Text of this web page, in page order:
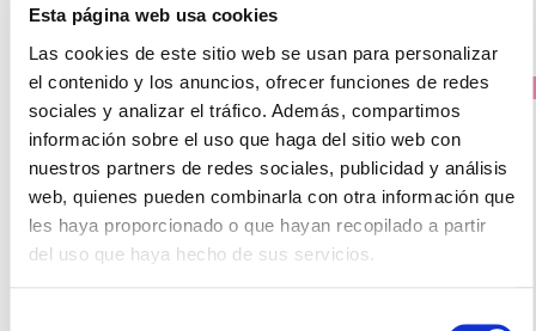
Esta página web usa cookies
Las cookies de este sitio web se usan para personalizar
el contenido y los anuncios, ofrecer funciones de redes
sociales y analizar el tráfico. Además, compartimos
información sobre el uso que haga del sitio web con
nuestros partners de redes sociales, publicidad y análisis
web, quienes pueden combinarla con otra información que
les haya proporcionado o que hayan recopilado a partir
del uso que haya hecho de sus servicios.
PRECIO ESPECIAL